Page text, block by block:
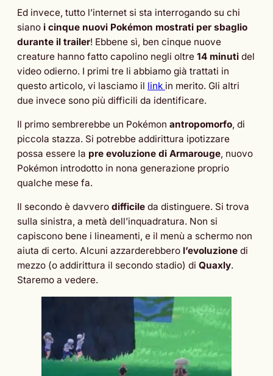
Ed invece, tutto l’internet si sta interrogando su chi
siano i cinque nuovi Pokémon mostrati per sbaglio
durante il trailer! Ebbene sì, ben cinque nuove
creature hanno fatto capolino negli oltre 14 minuti del
video odierno. I primi tre li abbiamo già trattati in
questo articolo, vi lasciamo il link in merito. Gli altri
due invece sono più difficili da identificare.
Il primo sembrerebbe un Pokémon antropomorfo, di
piccola stazza. Si potrebbe addirittura ipotizzare
possa essere la pre evoluzione di Armarouge, nuovo
Pokémon introdotto in nona generazione proprio
qualche mese fa.
Il secondo è davvero difficile da distinguere. Si trova
sulla sinistra, a metà dell’inquadratura. Non si
capiscono bene i lineamenti, e il menù a schermo non
aiuta di certo. Alcuni azzarderebbero l’evoluzione di
mezzo (o addirittura il secondo stadio) di Quaxly.
Staremo a vedere.